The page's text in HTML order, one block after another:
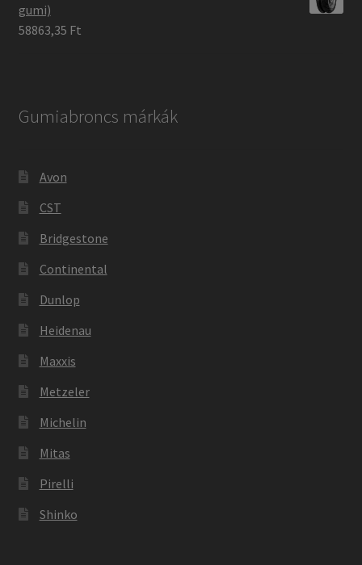
gumi)
58863,35 Ft
Gumiabroncs márkák
Avon
CST
Bridgestone
Continental
Dunlop
Heidenau
Maxxis
Metzeler
Michelin
Mitas
Pirelli
Shinko